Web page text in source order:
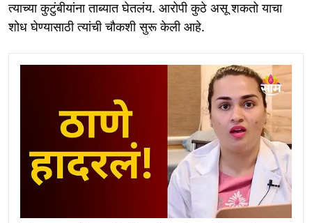
त्याच्या कुटुंबीयांना ताब्यात घेतलंय. आरोपी कुठे असू शकतो याचा
शोध घेण्यासाठी त्यांची चौकशी सुरू केली आहे.